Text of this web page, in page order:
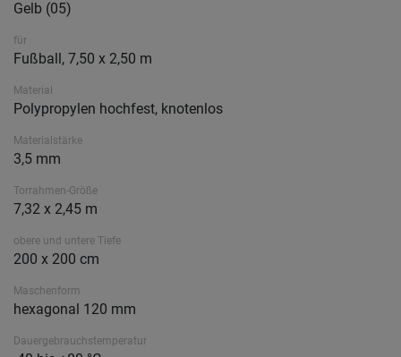
Gelb (05)
für
Fußball, 7,50 x 2,50 m
Material
Polypropylen hochfest, knotenlos
Materialstärke
3,5 mm
Torrahmen-Größe
7,32 x 2,45 m
obere und untere Tiefe
200 x 200 cm
Maschenform
hexagonal 120 mm
Dauergebrauchstemperatur